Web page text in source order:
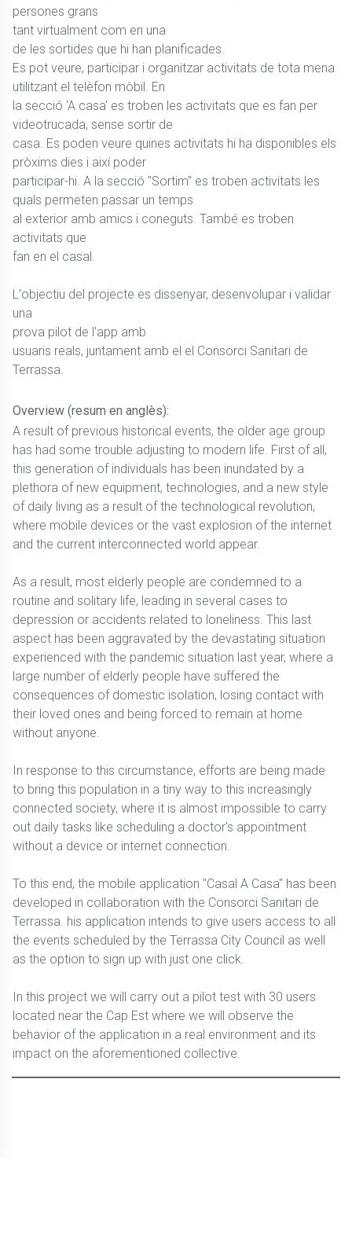
persones grans
tant virtualment com en una
de les sortides que hi han planificades.
Es pot veure, participar i organitzar activitats de tota mena
utilitzant el telèfon mòbil. En
la secció 'A casa' es troben les activitats que es fan per
videotrucada, sense sortir de
casa. Es poden veure quines activitats hi ha disponibles els
pròxims dies i així poder
participar-hi. A la secció "Sortim" es troben activitats les
quals permeten passar un temps
al exterior amb amics i coneguts. També es troben
activitats que
fan en el casal.
L'objectiu del projecte es dissenyar, desenvolupar i validar
una
prova pilot de l'app amb
usuaris reals, juntament amb el el Consorci Sanitari de
Terrassa.
Overview (resum en anglès):
A result of previous historical events, the older age group
has had some trouble adjusting to modern life. First of all,
this generation of individuals has been inundated by a
plethora of new equipment, technologies, and a new style
of daily living as a result of the technological revolution,
where mobile devices or the vast explosion of the internet
and the current interconnected world appear.
As a result, most elderly people are condemned to a
routine and solitary life, leading in several cases to
depression or accidents related to loneliness. This last
aspect has been aggravated by the devastating situation
experienced with the pandemic situation last year, where a
large number of elderly people have suffered the
consequences of domestic isolation, losing contact with
their loved ones and being forced to remain at home
without anyone.
In response to this circumstance, efforts are being made
to bring this population in a tiny way to this increasingly
connected society, where it is almost impossible to carry
out daily tasks like scheduling a doctor's appointment
without a device or internet connection.
To this end, the mobile application "Casal A Casa" has been
developed in collaboration with the Consorci Sanitari de
Terrassa. his application intends to give users access to all
the events scheduled by the Terrassa City Council as well
as the option to sign up with just one click.
In this project we will carry out a pilot test with 30 users
located near the Cap Est where we will observe the
behavior of the application in a real environment and its
impact on the aforementioned collective.